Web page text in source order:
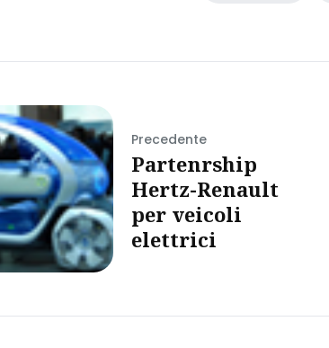
Precedente
Partenrship
Hertz-Renault
per veicoli
elettrici